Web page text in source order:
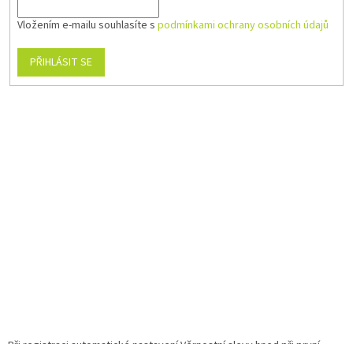
Vložením e-mailu souhlasíte s podmínkami ochrany osobních údajů
PŘIHLÁSIT SE